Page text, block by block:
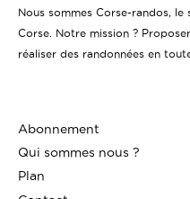
Nous sommes Corse-randos,
Corse. Notre mission ?
réaliser des randonnées en
Abonnement
Qui sommes nous ?
Plan